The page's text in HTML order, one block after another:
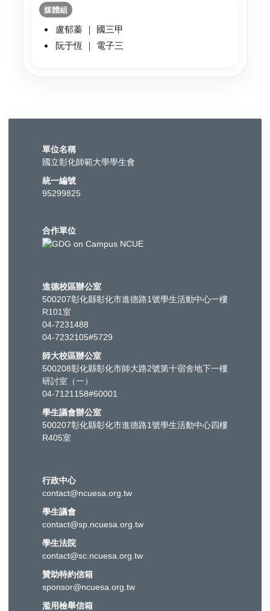
媒體組
盧郁蓁 ｜ 國三甲
阮于恆 ｜ 電子三
單位名稱
國立彰化師範大學學生會
統一編號
95299825
合作單位
進德校區辦公室
500207彰化縣彰化市進德路1號學生活動中心一樓
R101室
04-7231488
04-7232105#5729
師大校區辦公室
500208彰化縣彰化市師大路2號第十宿舍地下一樓
研討室（一）
04-7121158#60001
學生議會辦公室
500207彰化縣彰化市進德路1號學生活動中心四樓
R405室
行政中心
contact@ncuesa.org.tw
學生議會
contact@sp.ncuesa.org.tw
學生法院
contact@sc.ncuesa.org.tw
贊助特約信箱
sponsor@ncuesa.org.tw
濫用檢舉信箱